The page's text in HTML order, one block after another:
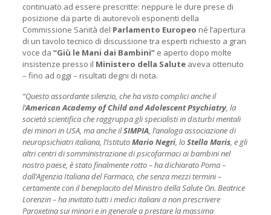
continuato ad essere prescritte: neppure le dure prese di
posizione da parte di autorevoli esponenti della
Commissione Sanità del Parlamento Europeo né l’apertura
di un tavolo tecnico di discussione tra esperti richiesto a gran
voce da “Giù le Mani dai Bambini”e aperto dopo molte
insistenze presso il Ministero della Salute aveva ottenuto
– fino ad oggi – risultati degni di nota.
“Questo assordante silenzio, che ha visto complici anche il
l’American Academy of Child and Adolescent Psychiatry, la
società scientifica che raggruppa gli specialisti in disturbi mentali
dei minori in USA, ma anche ilSIMPIA, l’analoga associazione di
neuropsichiatri italiana, l’IstitutoMario Negri, loStella Maris, e gli
altri centri di somministrazione di psicofarmaci ai bambini nel
nostro paese, è stato finalmente rotto – ha dichiarato Poma –
dall’Agenzia Italiana del Farmaco, che senza mezzi termini –
certamente con il beneplacito del Ministro della Salute On. Beatrice
Lorenzin – ha invitato tutti i medici italiani a non prescrivere
Paroxetina sui minori e in generale a prestare la massima